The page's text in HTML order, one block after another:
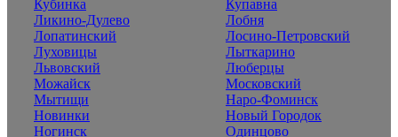
Кубинка
Купавна
Ликино-Дулево
Лобня
Лопатинский
Лосино-Петровский
Луховицы
Лыткарино
Львовский
Люберцы
Можайск
Московский
Мытищи
Наро-Фоминск
Новинки
Новый Городок
Ногинск
Одинцово